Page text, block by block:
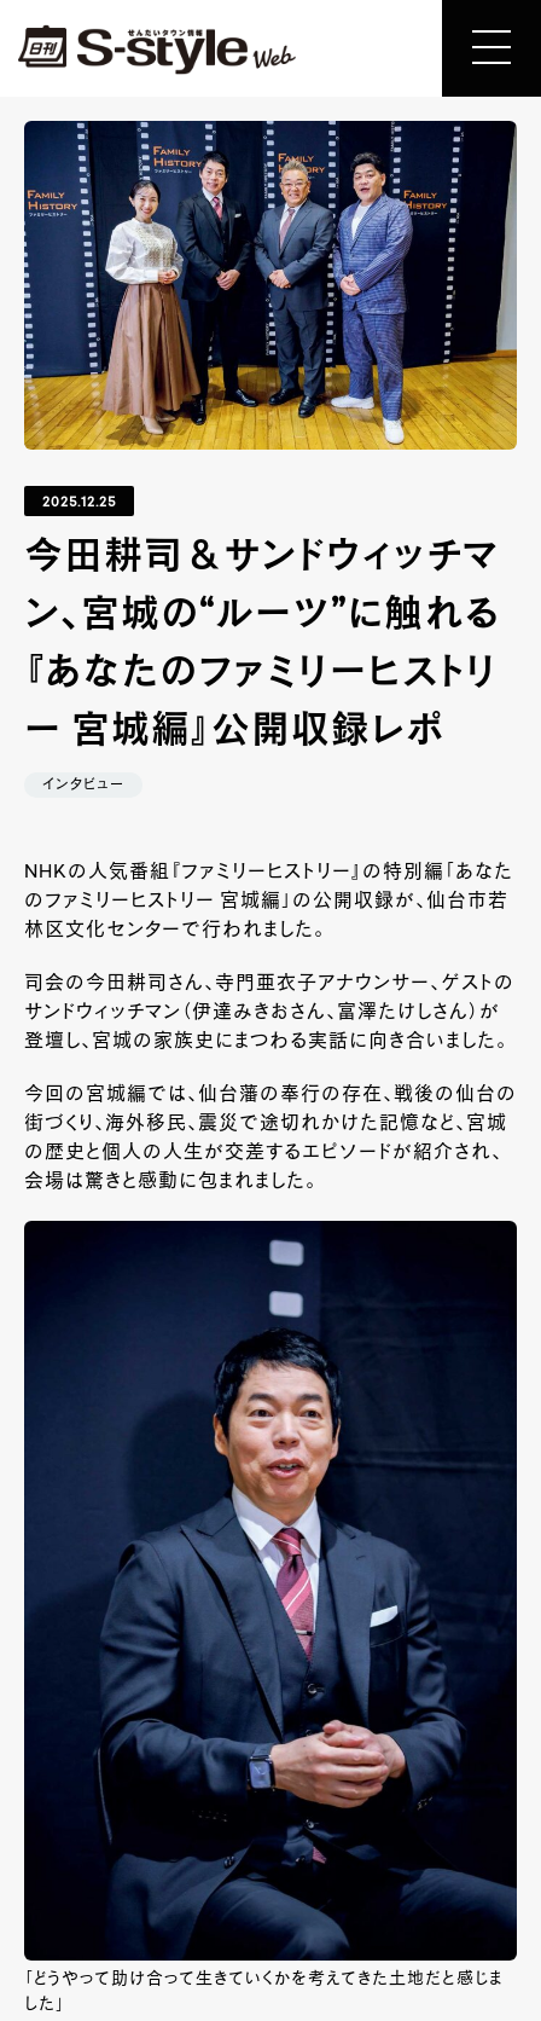
2025.12.25
今田耕司＆サンドウィッチマ
ン、宮城の“ルーツ”に触れる
『あなたのファミリーヒストリ
ー 宮城編』公開収録レポ
インタビュー
NHKの人気番組『ファミリーヒストリー』の特別編「あなた
のファミリーヒストリー 宮城編」の公開収録が、仙台市若
林区文化センターで行われました。
司会の今田耕司さん、寺門亜衣子アナウンサー、ゲストの
サンドウィッチマン（伊達みきおさん、富澤たけしさん）が
登壇し、宮城の家族史にまつわる実話に向き合いました。
今回の宮城編では、仙台藩の奉行の存在、戦後の仙台の
街づくり、海外移民、震災で途切れかけた記憶など、宮城
の歴史と個人の人生が交差するエピソードが紹介され、
会場は驚きと感動に包まれました。
「どうやって助け合って生きていくかを考えてきた土地だと感じま
した」